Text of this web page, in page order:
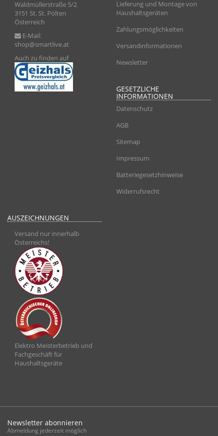
Waldmüllerstraße 5/2
3151 St. St. Pölten
Österreich
E-Mail:
shop@smartlive.at
Auch zu finden auf
Lieferung und Montage von
Haushaltsgeräten
Zahlungsmöglichkeiten
Versandinformationen
Newsletter
GESETZLICHE
INFORMATIONEN
Datenschutz
AGB
Sitemap
Impressum
Batteriegesetzhinweise
Widerrufsrecht
AUSZEICHNUNGEN
Versand nur innerhalb
Österreichs!
Elektro Meisterbetrieb und
Fachgeschäft für
Haushaltsgeräte
Newsletter abonnieren
Abmeldung jederzeit möglich